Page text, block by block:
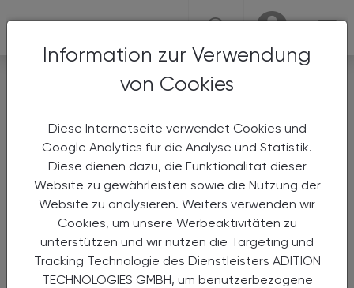
Information zur Verwendung
von Cookies
Diese Internetseite verwendet Cookies und
Google Analytics für die Analyse und Statistik.
Diese dienen dazu, die Funktionalität dieser
Website zu gewährleisten sowie die Nutzung der
Website zu analysieren. Weiters verwenden wir
Cookies, um unsere Werbeaktivitäten zu
unterstützen und wir nutzen die Targeting und
Tracking Technologie des Dienstleisters ADITION
TECHNOLOGIES GMBH, um benutzerbezogene
MAG. PHARM. KATRIN SCHOBER
Mag. pharm. Katrin Schober
Mag. pharm. Katrin Schober ist Apothekerin. Ihr
Werdegang umfasst nach dem Aspirantenjahr Stationen
in verschiedenen öffentlichen Apotheken sowie in der
pharmazeutischen Industrie. Heute verknüpft sie ihr
Praxiswissen aus der Apotheke mit ihrer journalistischen
Tätigkeit als freiberufliche Autorin.